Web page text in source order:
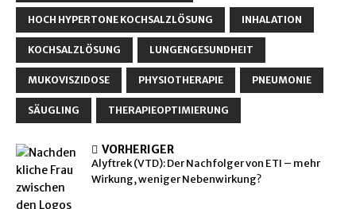
HOCH HYPERTONE KOCHSALZLÖSUNG INHALATION
KOCHSALZLÖSUNG LUNGENGESUNDHEIT
MUKOVISZIDOSE PHYSIOTHERAPIE PNEUMONIE
SÄUGLING THERAPIEOPTIMIERUNG
VORHERIGER
Alyftrek (VTD): Der Nachfolger von ETI – mehr
Wirkung, weniger Nebenwirkung?